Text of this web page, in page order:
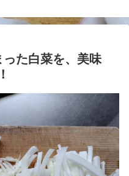
た白菜を、美味